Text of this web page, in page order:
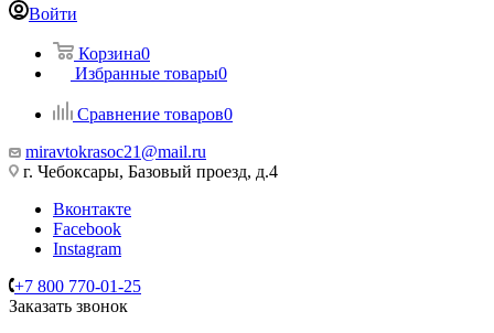
Войти
Корзина0
Избранные товары0
Сравнение товаров0
miravtokrasoc21@mail.ru
г. Чебоксары, Базовый проезд, д.4
Вконтакте
Facebook
Instagram
+7 800 770-01-25
Заказать звонок